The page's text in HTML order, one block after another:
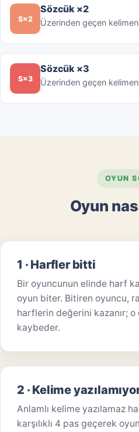
S×2
Sözcük ×2
Üzerinden geçen
S×3
Sözcük ×3
Üzerinden geçen
OYUN
Oyun
1 · Harfler bitti
Bir oyuncunun elinde harf
oyun biter. Bitiren oyuncu,
harflerin değerini kazanır;
kaybeder.
2 · Kelime
Anlamlı kelime yazılamaz
karşılıklı 4 pas geçerek